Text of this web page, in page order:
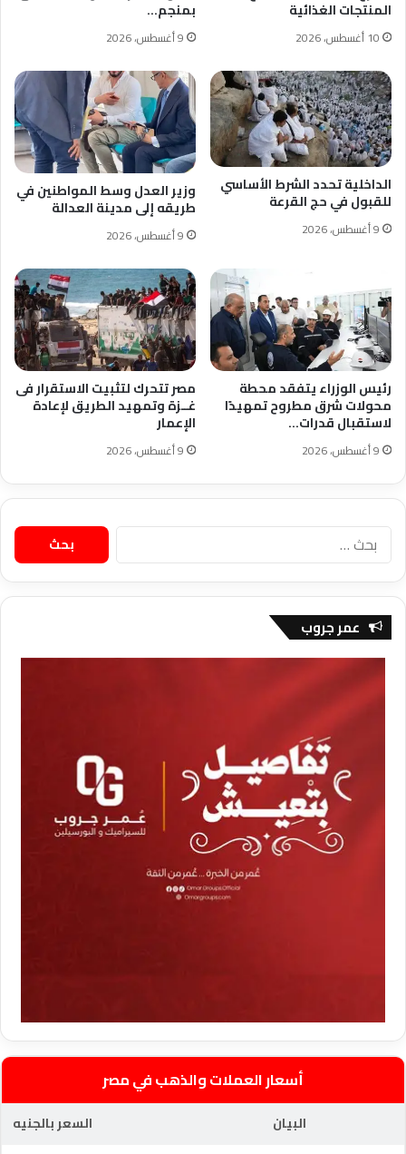
المنتجات الغذائية
10 أغسطس، 2026
بمنجم…
9 أغسطس، 2026
الداخلية تحدد الشرط الأساسي
للقبول في حج القرعة
9 أغسطس، 2026
وزير العدل وسط المواطنين في
طريقه إلى مدينة العدالة
9 أغسطس، 2026
رئيس الوزراء يتفقد محطة
محولات شرق مطروح تمهيدًا
لاستقبال قدرات…
9 أغسطس، 2026
مصر تتحرك لتثبيت الاستقرار فى
غــزة وتمهيد الطريق لإعادة
الإعمار
9 أغسطس، 2026
البحث
عن:
عمر جروب
أسعار العملات والذهب في مصر
البيان
السعر بالجنيه